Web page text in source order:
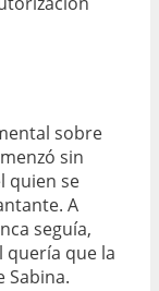
sobre
sin
quien se
A
seguía,
quería que la
Sabina.